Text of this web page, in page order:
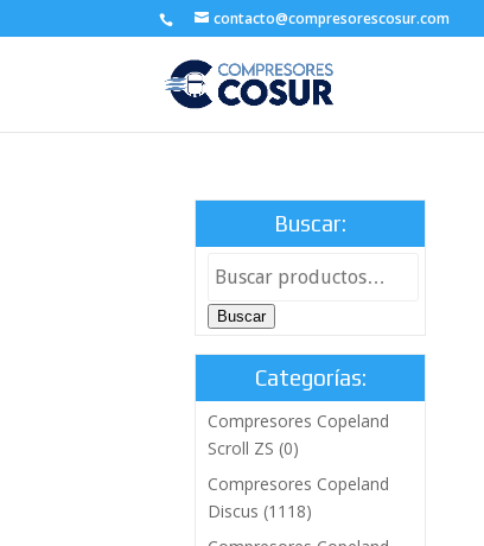
contacto@compresorescosur.com
Buscar:
Buscar
Categorías:
Compresores Copeland
Scroll ZS (0)
Compresores Copeland
Discus (1118)